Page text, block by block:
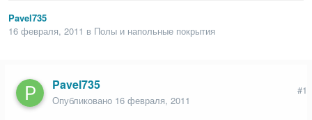
Pavel735
16 февраля, 2011 в Полы и напольные покрытия
Pavel735
Опубликовано 16 февраля, 2011
#1